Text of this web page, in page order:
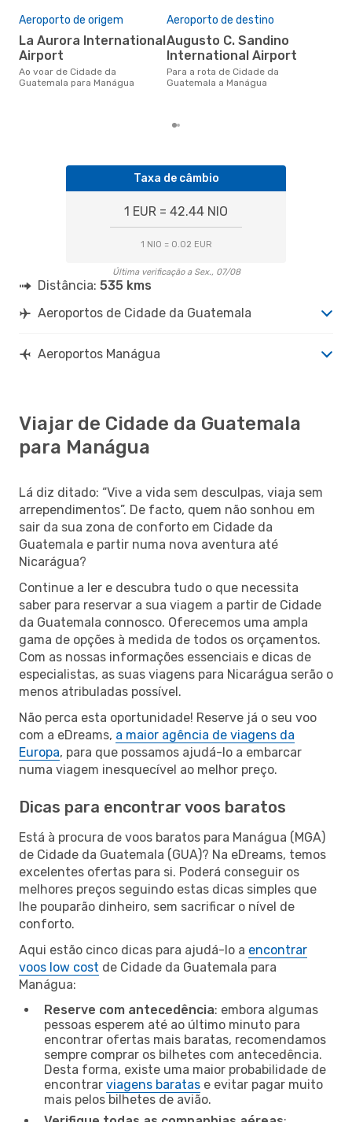
Aeroporto de origem
La Aurora International
Airport
Ao voar de Cidade da
Guatemala para Manágua
Aeroporto de destino
Augusto C. Sandino
International Airport
Para a rota de Cidade da
Guatemala a Manágua
Taxa de câmbio
1 EUR = 42.44 NIO
1 NIO = 0.02 EUR
Última verificação a Sex., 07/08
Distância: 535 kms
Aeroportos de Cidade da Guatemala
Aeroportos Manágua
Viajar de Cidade da Guatemala
para Manágua
Lá diz ditado: “Vive a vida sem desculpas, viaja sem
arrependimentos”. De facto, quem não sonhou em
sair da sua zona de conforto em Cidade da
Guatemala e partir numa nova aventura até
Nicarágua?
Continue a ler e descubra tudo o que necessita
saber para reservar a sua viagem a partir de Cidade
da Guatemala connosco. Oferecemos uma ampla
gama de opções à medida de todos os orçamentos.
Com as nossas informações essenciais e dicas de
especialistas, as suas viagens para Nicarágua serão o
menos atribuladas possível.
Não perca esta oportunidade! Reserve já o seu voo
com a eDreams, a maior agência de viagens da
Europa, para que possamos ajudá-lo a embarcar
numa viagem inesquecível ao melhor preço.
Dicas para encontrar voos baratos
Está à procura de voos baratos para Manágua (MGA)
de Cidade da Guatemala (GUA)? Na eDreams, temos
excelentes ofertas para si. Poderá conseguir os
melhores preços seguindo estas dicas simples que
lhe pouparão dinheiro, sem sacrificar o nível de
conforto.
Aqui estão cinco dicas para ajudá-lo a encontrar
voos low cost de Cidade da Guatemala para
Manágua:
Reserve com antecedência: embora algumas
pessoas esperem até ao último minuto para
encontrar ofertas mais baratas, recomendamos
sempre comprar os bilhetes com antecedência.
Desta forma, existe uma maior probabilidade de
encontrar viagens baratas e evitar pagar muito
mais pelos bilhetes de avião.